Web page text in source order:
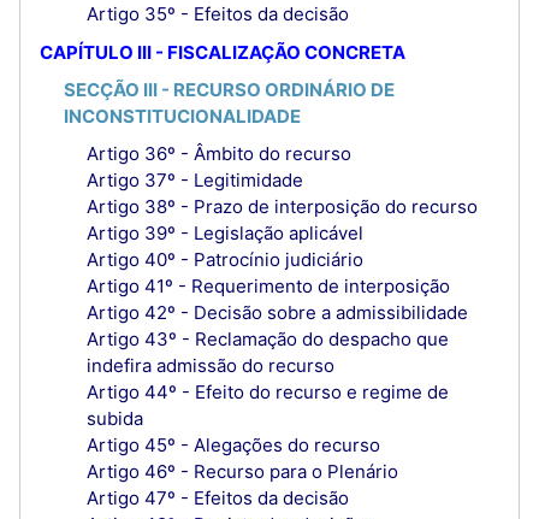
Artigo 35º - Efeitos da decisão
CAPÍTULO III - FISCALIZAÇÃO CONCRETA
SECÇÃO III - RECURSO ORDINÁRIO DE
INCONSTITUCIONALIDADE
Artigo 36º - Âmbito do recurso
Artigo 37º - Legitimidade
Artigo 38º - Prazo de interposição do recurso
Artigo 39º - Legislação aplicável
Artigo 40º - Patrocínio judiciário
Artigo 41º - Requerimento de interposição
Artigo 42º - Decisão sobre a admissibilidade
Artigo 43º - Reclamação do despacho que
indefira admissão do recurso
Artigo 44º - Efeito do recurso e regime de
subida
Artigo 45º - Alegações do recurso
Artigo 46º - Recurso para o Plenário
Artigo 47º - Efeitos da decisão